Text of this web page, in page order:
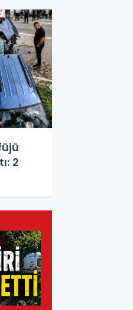
2